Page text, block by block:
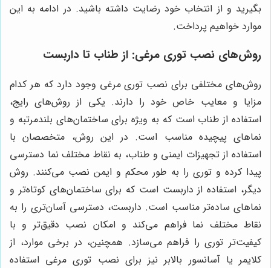
بگیرید و از انتخاب خود رضایت داشته باشید. در ادامه به این
موارد خواهیم پرداخت.
روش‌های نصب توری مرغی: از طناب تا داربست
روش‌های مختلفی برای نصب توری مرغی وجود دارد که هر کدام
مزایا و معایب خاص خود را دارند. یکی از روش‌های رایج،
استفاده از طناب است که به ویژه برای ساختمان‌های بلندمرتبه و
نماهای پیچیده مناسب است. در این روش، متخصصان با
استفاده از تجهیزات ایمنی و طناب، به نقاط مختلف نما دسترسی
پیدا کرده و توری را به طور محکم و ایمن نصب می‌کنند. روش
دیگر، استفاده از داربست است که برای ساختمان‌های کوتاه‌تر و
نماهای ساده‌تر مناسب است. داربست، دسترسی آسان‌تری را به
نقاط مختلف نما فراهم می‌کند و امکان نصب دقیق‌تر و با
کیفیت‌تر توری را فراهم می‌سازد. همچنین، در برخی موارد، از
کلایمر یا آسانسور بالابر نیز برای نصب توری مرغی استفاده